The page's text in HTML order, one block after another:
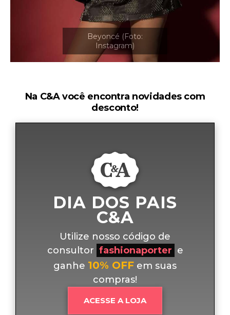
Na C&A você encontra novidades com
desconto!
DIA DOS PAIS
C&A
Utilize nosso código de
consultor fashionaporter e
ganhe 10% OFF em suas
compras!
ACESSE A LOJA